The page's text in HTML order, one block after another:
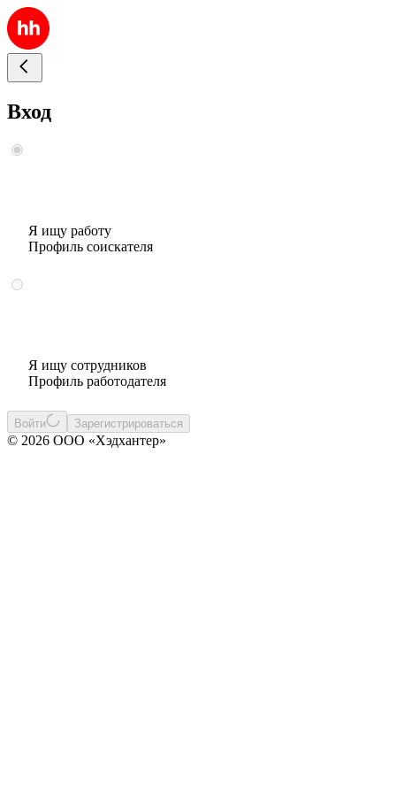
Вход
Я ищу работу
Профиль соискателя
Я ищу сотрудников
Профиль работодателя
Войти Зарегистрироваться
© 2026 ООО «Хэдхантер»